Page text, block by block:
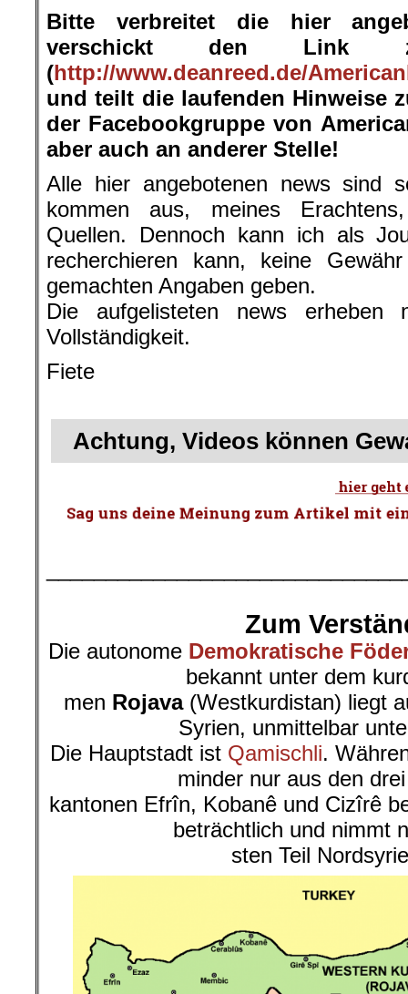
Bitte verbreitet die hier
verschickt den Link
(http://www.deanreed.de/
und teilt die laufenden Hinweise
der Facebookgruppe von
aber auch an anderer Stelle!
Alle hier angebotenen news sind
kommen aus, meines
Quellen. Dennoch kann ich als
recherchieren kann, keine
gemachten Angaben geben.
Die aufgelisteten news erheben
Vollständigkeit.
Fiete
Achtung, Videos können
Zum
Die autonome Demokratische
bekannt unter dem
men Rojava(Westkurdistan) liegt
Syrien, unmittelbar
Die Hauptstadt ist Qamischli.
minder nur aus den
kantonen Efrîn, Kobanê und Cizîrê
beträchtlich und nimmt
sten Teil